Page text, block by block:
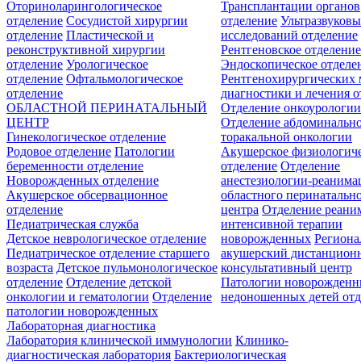
Оториноларингологическое
отделение Сосудистой хирургии
отделение Пластической и
реконструктивной хирургии
отделение Урологическое
отделение Офтальмологическое
отделение
Трансплантации органов
отделение
исследований отделение
Рентгеновское отделение
Эндоскопическое
Рентгенохирургических
диагностики и лечения
Отделение онкоурологии
Отделение
торакальной онкологии
ОБЛАСТНОЙ ПЕРИНАТАЛЬНЫЙ
ЦЕНТР
Гинекологическое отделение
Родовое отделение Патологии
беременности отделение
Новорожденных отделение
Акушерское обсервационное
отделение
Акушерское
отделение Отделение
анестезиологии-
областного
центра Отделение
интенсивной терапии
новорожденных
акушерский
консультативный центр
Патологии
недоношенных детей
Педиатрическая служба
Детское неврологическое отделение
Педиатрическое отделение старшего
возраста Детское пульмонологическое
отделение Отделение детской
онкологии и гематологии Отделение
патологии новорожденных
Лабораторная диагностика
Лаборатория клинической иммунологии Клинико-
диагностическая лаборатория Бактериологическая